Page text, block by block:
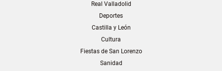
Real Valladolid
Deportes
Castilla y León
Cultura
Fiestas de San Lorenzo
Sanidad